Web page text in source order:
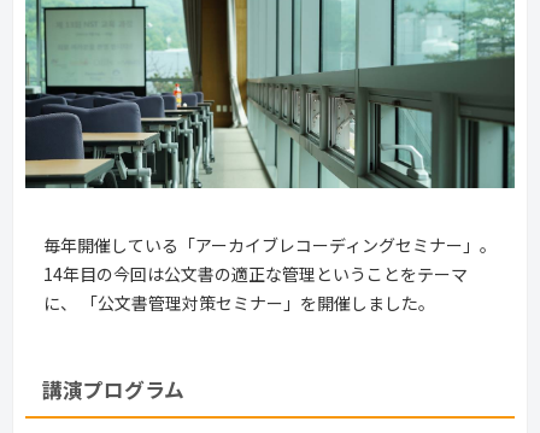
毎年開催している「アーカイブレコーディングセミナー」。
14年目の今回は公文書の適正な管理ということをテーマ
に、 「公文書管理対策セミナー」を開催しました。
講演プログラム